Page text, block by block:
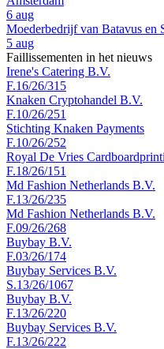
6 aug
Moederbedrijf van Batavus en
5 aug
Faillissementen in het nieuws
Irene's Catering B.V.
F.16/26/315
Knaken Cryptohandel B.V.
F.10/26/251
Stichting Knaken Payments
F.10/26/252
Royal De Vries
F.18/26/151
Md Fashion Netherlands B.V.
F.13/26/235
Md Fashion Netherlands B.V.
F.09/26/268
Buybay B.V.
F.03/26/174
Buybay Services B.V.
S.13/26/1067
Buybay B.V.
F.13/26/220
Buybay Services B.V.
F.13/26/222